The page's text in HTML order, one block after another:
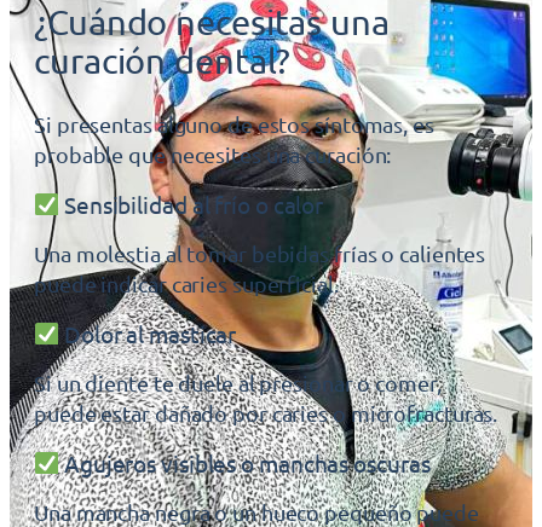
¿Cuándo necesitas una
curación dental?
Si presentas alguno de estos síntomas, es
probable que necesites una curación:
Sensibilidad al frío o calor
Una molestia al tomar bebidas frías o calientes
puede indicar caries superficial.
Dolor al masticar
Si un diente te duele al presionar o comer,
puede estar dañado por caries o microfracturas.
Agujeros visibles o manchas oscuras
Una mancha negra o un hueco pequeño puede